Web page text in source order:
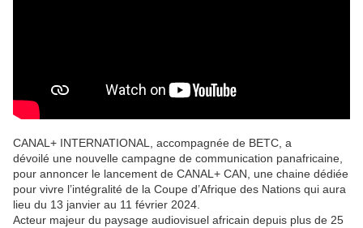
CANAL+ INTERNATIONAL, accompagnée de BETC, a
dévoilé une nouvelle campagne de communication panafricaine,
pour annoncer le lancement de CANAL+ CAN, une chaine dédiée
pour vivre l’intégralité de la Coupe d’Afrique des Nations qui aura
lieu du 13 janvier au 11 février 2024.
Acteur majeur du paysage audiovisuel africain depuis plus de 25